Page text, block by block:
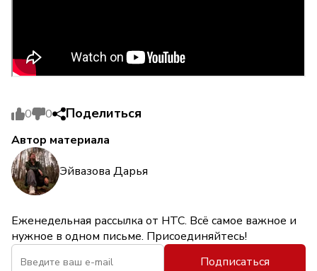
0 0 Поделиться
Автор материала
Эйвазова Дарья
Еженедельная рассылка от НТС. Всё самое важное и
нужное в одном письме. Присоединяйтесь!
Подписаться